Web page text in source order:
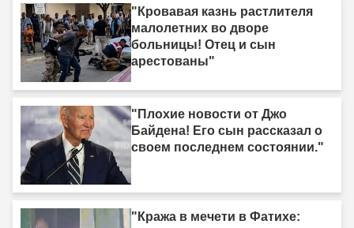
"Кровавая казнь растлителя
малолетних во дворе
больницы! Отец и сын
арестованы"
"Плохие новости от Джо
Байдена! Его сын рассказал о
своем последнем состоянии."
"Кража в мечети в Фатихе: